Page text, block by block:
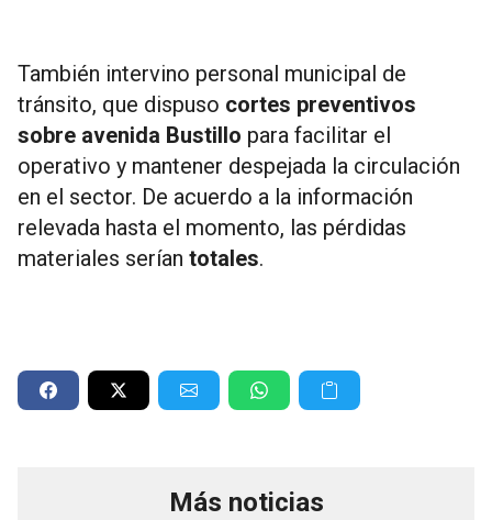
También intervino personal municipal de
tránsito, que dispuso cortes preventivos
sobre avenida Bustillo para facilitar el
operativo y mantener despejada la circulación
en el sector. De acuerdo a la información
relevada hasta el momento, las pérdidas
materiales serían totales.
Más noticias